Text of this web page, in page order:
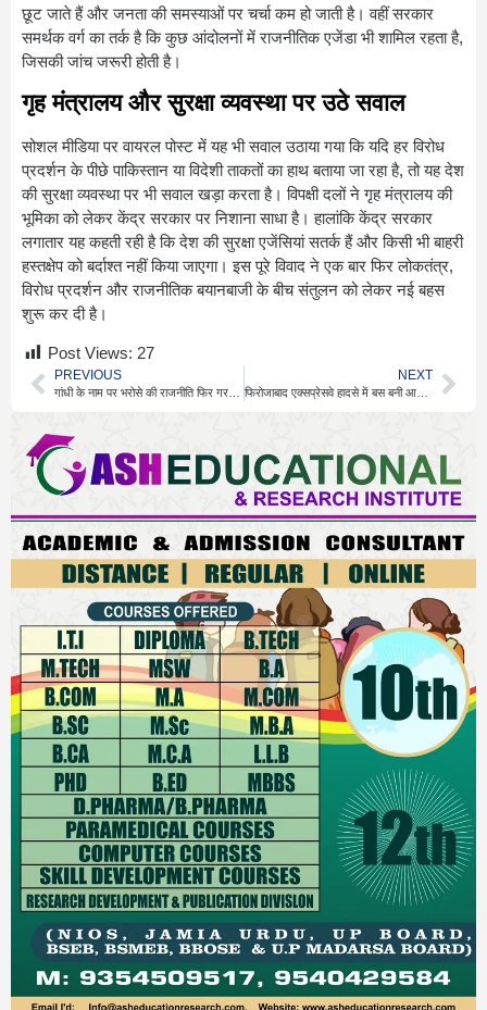
छूट जाते हैं और जनता की समस्याओं पर चर्चा कम हो जाती है। वहीं सरकार
समर्थक वर्ग का तर्क है कि कुछ आंदोलनों में राजनीतिक एजेंडा भी शामिल रहता है,
जिसकी जांच जरूरी होती है।
गृह मंत्रालय और सुरक्षा व्यवस्था पर उठे सवाल
सोशल मीडिया पर वायरल पोस्ट में यह भी सवाल उठाया गया कि यदि हर विरोध
प्रदर्शन के पीछे पाकिस्तान या विदेशी ताकतों का हाथ बताया जा रहा है, तो यह देश
की सुरक्षा व्यवस्था पर भी सवाल खड़ा करता है। विपक्षी दलों ने गृह मंत्रालय की
भूमिका को लेकर केंद्र सरकार पर निशाना साधा है। हालांकि केंद्र सरकार
लगातार यह कहती रही है कि देश की सुरक्षा एजेंसियां सतर्क हैं और किसी भी बाहरी
हस्तक्षेप को बर्दाश्त नहीं किया जाएगा। इस पूरे विवाद ने एक बार फिर लोकतंत्र,
विरोध प्रदर्शन और राजनीतिक बयानबाजी के बीच संतुलन को लेकर नई बहस
शुरू कर दी है।
Post Views: 27
PREVIOUS NEXT
फिरोजाबाद एक्सप्रेसवे हादसे में बस बनी आग का गोला